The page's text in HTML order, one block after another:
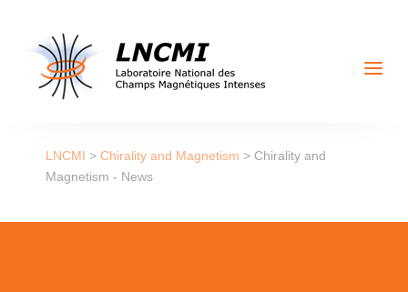
a
LNCMI > Chirality and Magnetism > Chirality and
Magnetism - News